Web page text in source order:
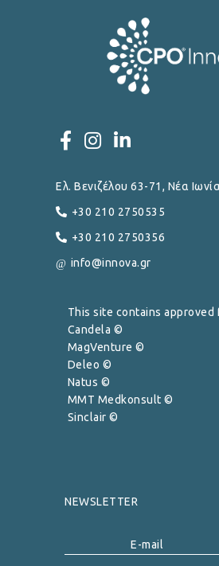
Ελ. Βενιζέλου 63-71, Νέα
+30 210 2750535
+30 210 2750356
info@innova.gr
NEWSLETTER
This site contains approved
Candela ©
MagVenture ©
Deleo ©
Natus ©
MMT Medkonsult ©
Sinclair ©